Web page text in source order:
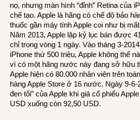
nọ, nhưng màn hình “đỉnh” Retina của
chế tạo. Apple là hãng có chế độ bảo
thuốc gần máy tính Apple coi như bị
Năm 2013, Apple lập kỷ lục bán được
chỉ trong vòng 1 ngày. Vào tháng 3-
iPhone thứ 500 triệu, Apple không thể
vì có một hãng nước này đang sở hữu
Apple hiện có 80.000 nhân viên trên
hàng Apple Store ở 16 nước. Ngày 9-6-
đen tối” của Apple khi giá cổ phiếu
USD xuống còn 92,50 USD.